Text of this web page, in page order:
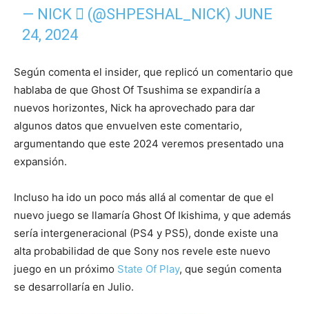
— NICK  (@SHPESHAL_NICK) JUNE
24, 2024
Según comenta el insider, que replicó un comentario que
hablaba de que Ghost Of Tsushima se expandiría a
nuevos horizontes, Nick ha aprovechado para dar
algunos datos que envuelven este comentario,
argumentando que este 2024 veremos presentado una
expansión.
Incluso ha ido un poco más allá al comentar de que el
nuevo juego se llamaría Ghost Of Ikishima, y que además
sería intergeneracional (PS4 y PS5), donde existe una
alta probabilidad de que Sony nos revele este nuevo
juego en un próximo State Of Play, que según comenta
se desarrollaría en Julio.